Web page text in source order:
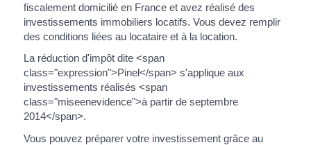
fiscalement domicilié en France et avez réalisé des
investissements immobiliers locatifs. Vous devez remplir
des conditions liées au locataire et à la location.
La réduction d'impôt dite <span
class="expression">Pinel</span> s'applique aux
investissements réalisés <span
class="miseenevidence">à partir de septembre
2014</span>.
Vous pouvez préparer votre investissement grâce au